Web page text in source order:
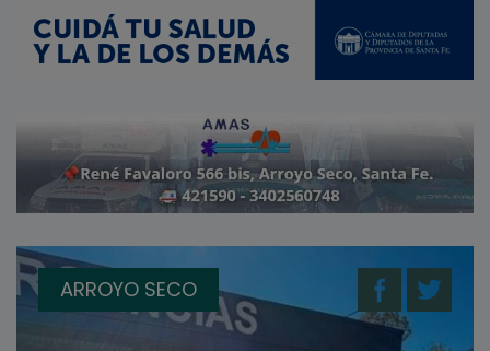
ARROYO SECO